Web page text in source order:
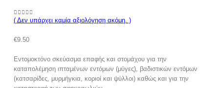
0out of 5
( Δεν υπάρχει καμία αξιολόγηση ακόμη. )
€9.50
Εντομοκτόνο σκεύασμα επαφής και στομάχου για την
καταπολέμηση ιπταμένων εντόμων (μύγες), βαδιστικών εντόμων
(κατσαρίδες, μυρμήγκια, κοριοί και ψύλλοι) καθώς και για την